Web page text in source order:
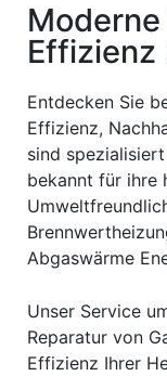
Effizienz
Entdecken Sie
Effizienz,
sind
bekannt für ihre
Abgaswärme
Unser Service
Reparatur von
Effizienz Ihrer